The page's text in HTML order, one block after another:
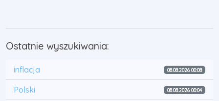
Ostatnie wyszukiwania:
inflacja 08.08.2026 00:08
Polski 08.08.2026 00:04